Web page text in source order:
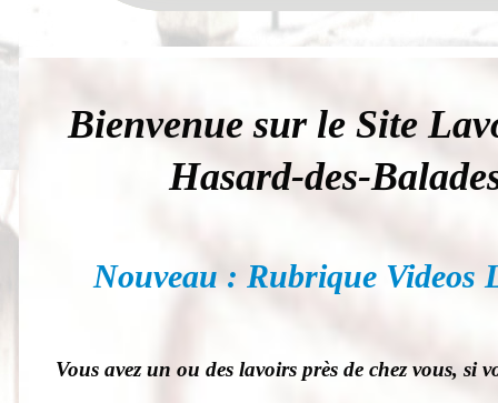
Bienvenue sur le Site
Hasard-des-
Nouveau : Rubrique Videos
Vous avez un ou des lavoirs près de chez vous, si